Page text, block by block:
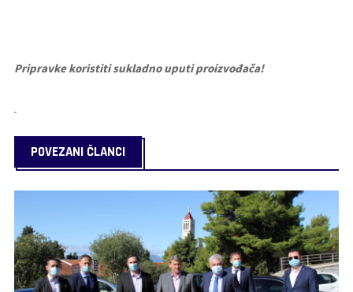
Pripravke koristiti sukladno uputi proizvođača!
POVEZANI ČLANCI